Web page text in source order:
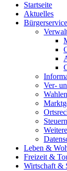
Startseite
Aktuelles
Ver-
Wahlen
Leben &
Freizeit &
Wirtschaft &